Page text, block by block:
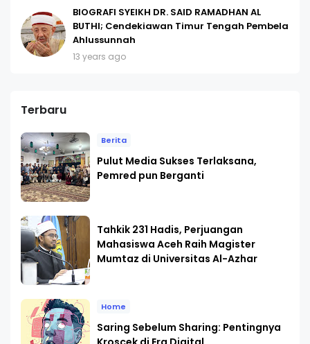
BIOGRAFI SYEIKH DR. SAID RAMADHAN AL
BUTHI; Cendekiawan Timur Tengah Pembela
Ahlussunnah
13 years ago
Terbaru
Berita
Pulut Media Sukses Terlaksana,
Pemred pun Berganti
Tahkik 231 Hadis, Perjuangan
Mahasiswa Aceh Raih Magister
Mumtaz di Universitas Al-Azhar
Home
Saring Sebelum Sharing: Pentingnya